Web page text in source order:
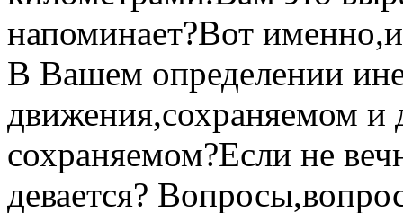
напоминает?Вот
В Вашем определении
движения,сохраняемом и
сохраняемом?Если не
девается?